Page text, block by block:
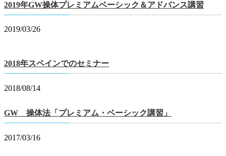
2019年GW操体プレミアムベーシック＆アドバンス講習
2019/03/26
2018年スペインでのセミナー
2018/08/14
GW 操体法「プレミアム・ベーシック講習」
2017/03/16